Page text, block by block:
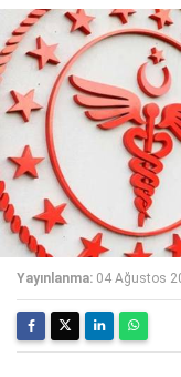
Yayınlanma: 04 Ağustos